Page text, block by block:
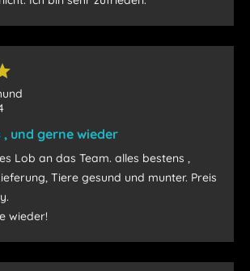
, und gerne wieder
Lob an das Team. alles bestens ,
Tiere gesund und munter. Preis
wieder!